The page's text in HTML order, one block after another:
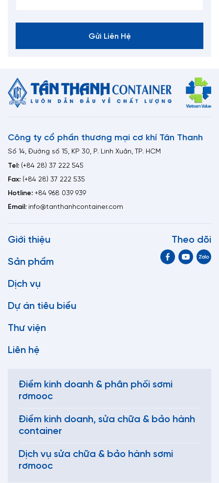
Gửi Liên Hệ
Công ty cổ phần thương mại cơ khí Tân Thanh
Số 14, Đường số 15, KP 30, P. Linh Xuân, TP. HCM
Tel: (+84 28) 37 222 545
Fax: (+84 28) 37 222 535
Hotline: +84 968 039 939
Email: info@tanthanhcontainer.com
Giới thiệu
Sản phẩm
Dịch vụ
Dự án tiêu biểu
Thư viện
Liên hệ
Theo dõi
Điểm kinh doanh & phân phối sơmi
rơmooc
Điểm kinh doanh, sửa chữa & bảo hành
container
Dịch vụ sửa chữa & bảo hành sơmi
rơmooc